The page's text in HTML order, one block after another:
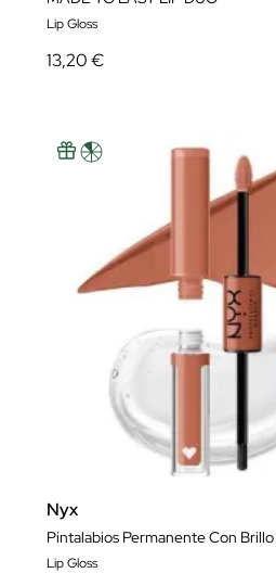
Lip Gloss
13,20 €
Nyx
Pintalabios Permanente Con
Lip Gloss